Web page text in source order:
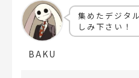
BAKU
集めたデジタ
しみ下さい！